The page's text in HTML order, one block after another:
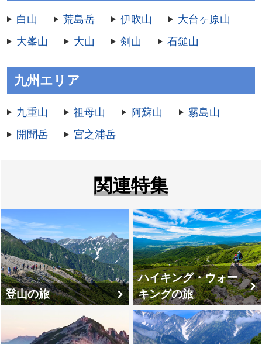
白山 荒島岳 伊吹山
大台ヶ原山
大峯山
大山 剣山 石鎚山
九州エリア
九重山 祖母山 阿蘇山
霧島山
開聞岳
宮之浦岳
関連特集
登山の旅
ハイキング・ウォー
キングの旅